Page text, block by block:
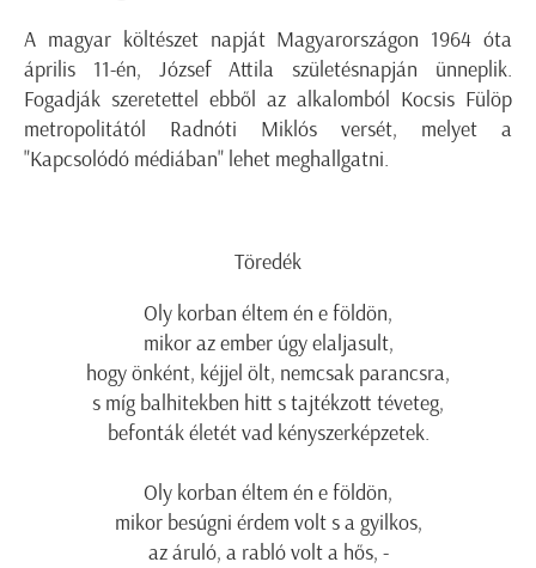
A magyar költészet napját Magyarországon 1964 óta
április 11-én, József Attila születésnapján ünneplik.
Fogadják szeretettel ebből az alkalomból Kocsis Fülöp
metropolitától Radnóti Miklós versét, melyet a
"Kapcsolódó médiában" lehet meghallgatni.
Töredék
Oly korban éltem én e földön,
mikor az ember úgy elaljasult,
hogy önként, kéjjel ölt, nemcsak parancsra,
s míg balhitekben hitt s tajtékzott téveteg,
befonták életét vad kényszerképzetek.
Oly korban éltem én e földön,
mikor besúgni érdem volt s a gyilkos,
az áruló, a rabló volt a hős, -